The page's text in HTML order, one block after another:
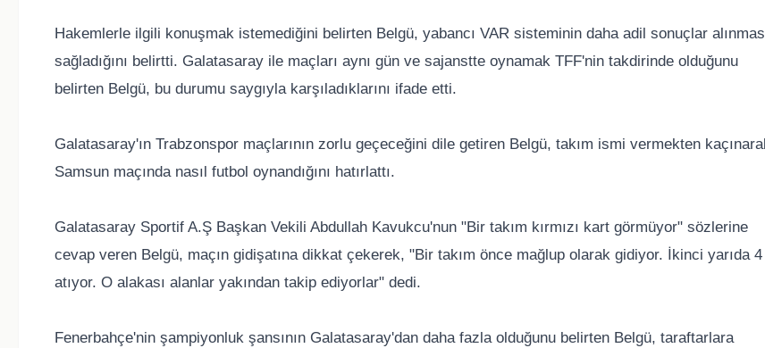
Hakemlerle ilgili konuşmak istemediğini belirten Belgü, yabancı VAR sisteminin daha adil sonuçlar
sağladığını belirtti. Galatasaray ile maçları aynı gün ve sajanstte oynamak TFF'nin takdirinde olduğunu
belirten Belgü, bu durumu saygıyla karşıladıklarını ifade etti.
Galatasaray'ın Trabzonspor maçlarının zorlu geçeceğini dile getiren Belgü, takım ismi vermekten
Samsun maçında nasıl futbol oynandığını hatırlattı.
Galatasaray Sportif A.Ş Başkan Vekili Abdullah Kavukcu'nun "Bir takım kırmızı kart görmüyor" sözlerine
cevap veren Belgü, maçın gidişatına dikkat çekerek, "Bir takım önce mağlup olarak gidiyor. İkinci yarıda 4
atıyor. O alakası alanlar yakından takip ediyorlar" dedi.
Fenerbahçe'nin şampiyonluk şansının Galatasaray'dan daha fazla olduğunu belirten Belgü, taraftarlara